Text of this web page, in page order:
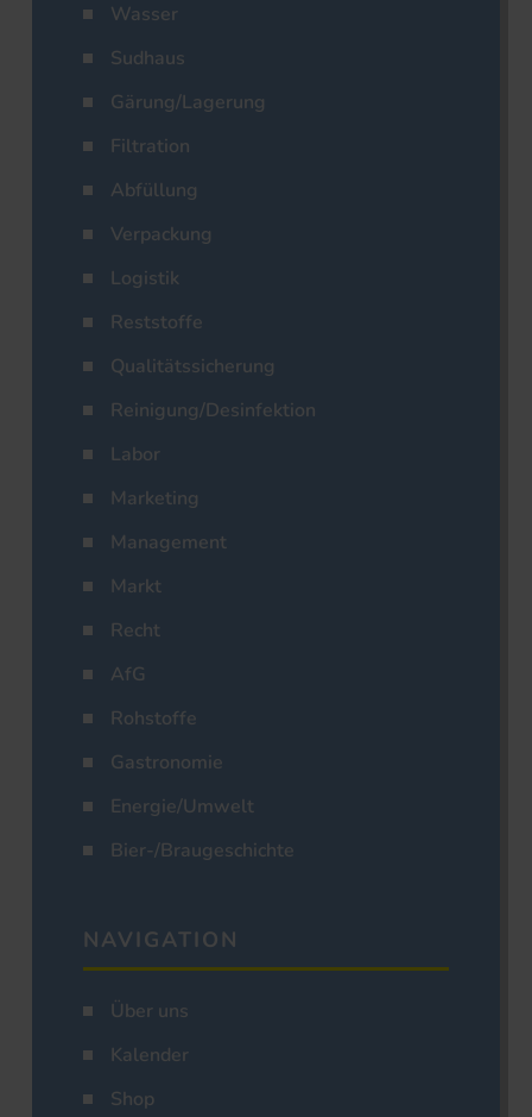
Wasser
Sudhaus
Gärung/Lagerung
Filtration
Abfüllung
Verpackung
Logistik
Reststoffe
Qualitätssicherung
Reinigung/Desinfektion
Labor
Marketing
Management
Markt
Recht
AfG
Rohstoffe
Gastronomie
Energie/Umwelt
Bier-/Braugeschichte
NAVIGATION
Über uns
Kalender
Shop